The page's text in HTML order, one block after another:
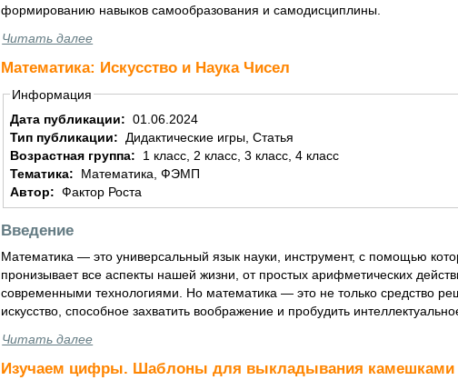
формированию навыков самообразования и самодисциплины.
Читать далее
Математика: Искусство и Наука Чисел
Информация
Дата публикации: 01.06.2024
Тип публикации:
Дидактические игры, Статья
Возрастная группа:
1 класс, 2 класс, 3 класс, 4 класс
Тематика:
Математика, ФЭМП
Автор: Фактор Роста
Введение
Математика — это универсальный язык науки, инструмент, с помощью
пронизывает все аспекты нашей жизни, от простых арифметических
современными технологиями. Но математика — это не только средство
искусство, способное захватить воображение и пробудить
Читать далее
Изучаем цифры. Шаблоны для выкладывания камешками